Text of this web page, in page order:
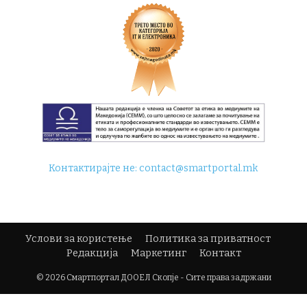
Контактирајте не:contact@smartportal.mk
Услови за користење
Политика за приватност
Редакција
Маркетинг Контакт
© 2026 Смартпортал ДООЕЛ Скопје - Сите права задржани